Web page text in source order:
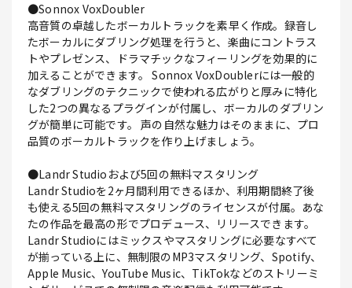
●Sonnox VoxDoubler
高音質の卓越したボーカルトラックを素早く作成。録音し
たボーカルにダブリング処理を行うと、楽曲にコントラス
トやプレゼンス、ドラマチックなフィーリングを効果的に
加えることができます。 Sonnox VoxDoublerには一般的
なダブリングのテクニックで使われる広がりと厚みに特化
した2つの異なるプラグインが付属し、ボーカルのダブリン
グが簡単に可能です。 声の自然な魅力はそのままに、プロ
品質のボーカルトラックを作り上げましょう。
●Landr Studioおよび5回の無料マスタリング
Landr Studioを2ヶ月間利用できるほか、利用期間終了後
も使える5回の無料マスタリングのライセンスが付属。あな
たの作品を最高の形でプロデュース、リリースできます。
Landr Studioにはミックスやマスタリングに必要なすべて
が揃っている上に、無制限のMP3マスタリング、Spotify、
Apple Music、YouTube Music、TikTokなどのストリーミ